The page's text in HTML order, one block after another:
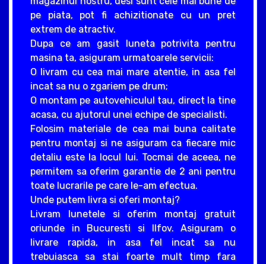
pe piata, pot fi achizitionate cu un pret
extrem de atractiv.
Dupa ce am gasit luneta potrivita pentru
masina ta, asiguram urmatoarele servicii:
O livram cu cea mai mare atentie, in asa fel
incat sa nu o zgariem pe drum;
O montam pe autovehiculul tau, direct la tine
acasa, cu ajutorul unei echipe de specialisti.
Folosim materiale de cea mai buna calitate
pentru montaj si ne asiguram ca fiecare mic
detaliu este la locul lui. Tocmai de aceea, ne
permitem sa oferim garantie de 2 ani pentru
toate lucrarile pe care le-am efectua.
Unde putem livra si oferi montaj?
Livram lunetele si oferim montaj gratuit
oriunde in Bucuresti si Ilfov. Asiguram o
livrare rapida, in asa fel incat sa nu
trebuiasca sa stai foarte mult timp fara